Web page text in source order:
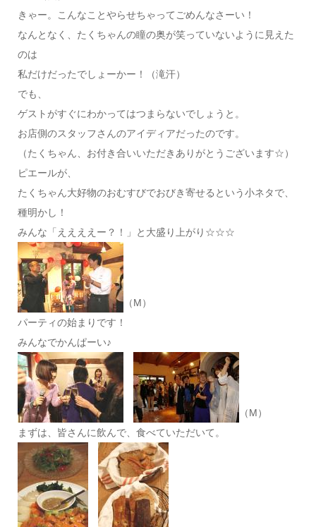
きゃー。こんなことやらせちゃってごめんなさーい！
なんとなく、たくちゃんの瞳の奥が笑っていないように見えた
のは
私だけだったでしょーかー！（滝汗）
でも、
ゲストがすぐにわかってはつまらないでしょうと。
お店側のスタッフさんのアイディアだったのです。
（たくちゃん、お付き合いいただきありがとうございます☆）
ピエールが、
たくちゃん大好物のおむすびでおびき寄せるという小ネタで、
種明かし！
みんな「ええええー？！」と大盛り上がり☆☆☆
（M）
パーティの始まりです！
みんなでかんぱーい♪
（M）
まずは、皆さんに飲んで、食べていただいて。